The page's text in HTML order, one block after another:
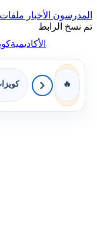
المدرسون الأخبار ملفات
تم نسخ الرابط
الأكاديمية
🔥